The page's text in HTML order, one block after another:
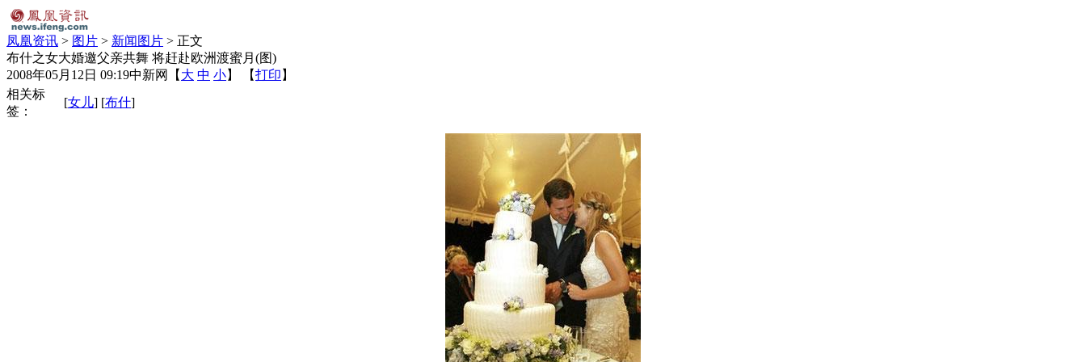
凤凰资讯 > 图片 > 新闻图片 > 正文
布什之女大婚邀父亲共舞 将赶赴欧洲渡蜜月(图)
2008年05月12日 09:19中新网 【 大 中 小】 【打印 】
相关标
签：
[女儿] [布什]